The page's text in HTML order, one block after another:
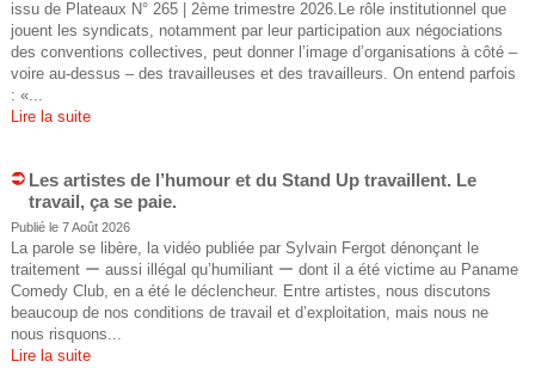
e
e
c
u
s
ê
e
s
i
c
i
issu de Plateaux N° 265 | 2ème trimestre 2026.Le rôle institutionnel que
jouent les syndicats, notamment par leur participation aux négociations
des conventions collectives, peut donner l’image d’organisations à côté –
voire au-dessus – des travailleuses et des travailleurs. On entend parfois
: «...
Lire la suite
Les artistes de l’humour et du Stand Up travaillent. Le
travail, ça se paie.
Publié le 7 Août 2026
La parole se libère, la vidéo publiée par Sylvain Fergot dénonçant le
traitement ー aussi illégal qu’humiliant ー dont il a été victime au Paname
Comedy Club, en a été le déclencheur. Entre artistes, nous discutons
beaucoup de nos conditions de travail et d’exploitation, mais nous ne
nous risquons...
Lire la suite